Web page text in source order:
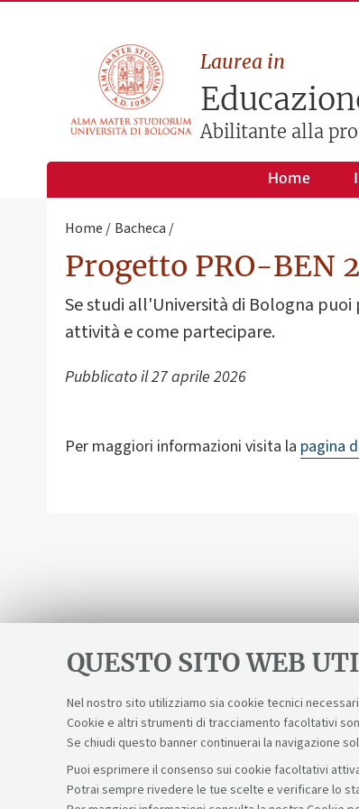
QUESTO SITO WEB
Nel nostro sito utilizziamo sia cookie tecnici
Cookie e altri strumenti di tracciamento facoltativi
Se chiudi questo banner continuerai la navigazione
Puoi esprimere il consenso sui cookie facoltativi
Potrai sempre rivedere le tue scelte e verificare lo
Laurea in
Abilitante alla
Home
Home Bacheca
Progetto PRO-BEN
Se studi all'Università di Bologna
attività e come partecipare.
Pubblicato il27 aprile 2026
Per maggiori informazioni visita la pagina